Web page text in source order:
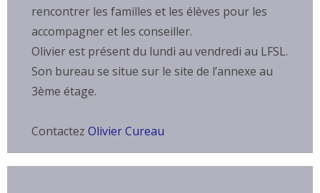
rencontrer les familles et les élèves pour les
accompagner et les conseiller.
Olivier est présent du lundi au vendredi au LFSL.
Son bureau se situe sur le site de l’annexe au
3ème étage.
ContactezOlivier Cureau